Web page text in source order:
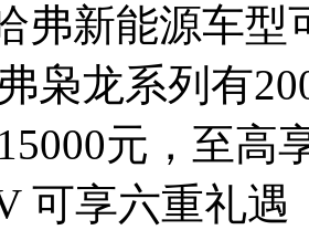
新能源车型
枭龙系列有
元，至高
可享六重礼